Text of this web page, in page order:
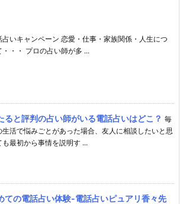
占いキャンペーン 恋愛・仕事・家族関係・人生につ
・・・ プロの占い師が多 ...
ると評判の占い師がいる電話占いはどこ？ 毎
生活で悩みごとがあった場合、友人に相談したいと思
も最初から事情を説明す ...
ての電話占い体験-電話占いピュアリ香々先